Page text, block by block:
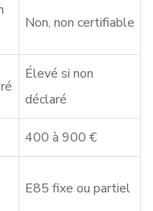
Non, non certifiable
Élevé si non
déclaré
400 à 900 €
E85 fixe ou partiel